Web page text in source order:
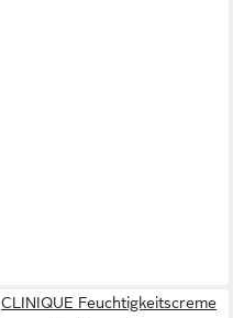
CLINIQUE Feuchtigkeitscreme